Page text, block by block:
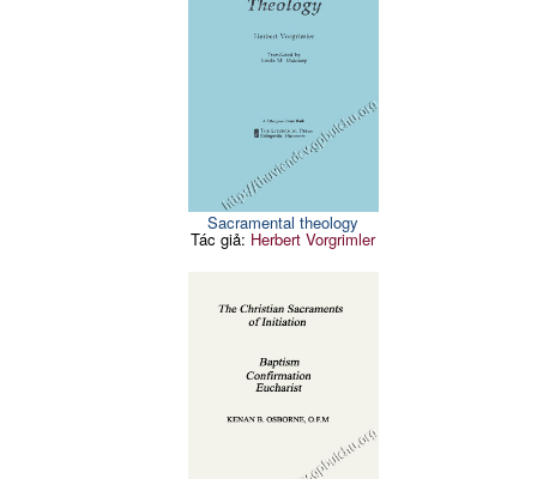
Sacramental theology
Tác giả: Herbert Vorgrimler